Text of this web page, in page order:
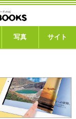
写真 サイト